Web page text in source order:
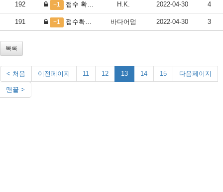
192 +1 접수 확인 부탁드립니다... H.K. 2022-04-30 4
191 +1 접수확인 부탁합니다 바다어멈 2022-04-30 3
목록
< 처음 이전페이지 11 12 13 14 15 다음페이지
맨끝 >